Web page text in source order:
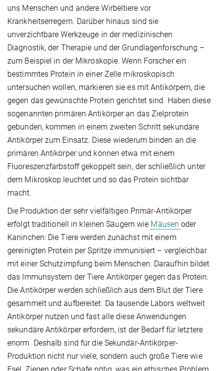
uns Menschen und andere Wirbeltiere vor
Krankheitserregern. Darüber hinaus sind sie
unverzichtbare Werkzeuge in der medizinischen
Diagnostik, der Therapie und der Grundlagenforschung –
zum Beispiel in der Mikroskopie. Wenn Forscher ein
bestimmtes Protein in einer Zelle mikroskopisch
untersuchen wollen, markieren sie es mit Antikörpern, die
gegen das gewünschte Protein gerichtet sind. Haben diese
sogenannten primären Antikörper an das Zielprotein
gebunden, kommen in einem zweiten Schritt sekundäre
Antikörper zum Einsatz. Diese wiederum binden an die
primären Antikörper und können etwa mit einem
Fluoreszenzfarbstoff gekoppelt sein, der schließlich unter
dem Mikroskop leuchtet und so das Protein sichtbar
macht.
Die Produktion der sehr vielfältigen Primär-Antikörper
erfolgt traditionell in kleinen Säugern wie Mäusenoder
Kaninchen: Die Tiere werden zunächst mit einem
gereinigten Protein per Spritze immunisiert – vergleichbar
mit einer Schutzimpfung beim Menschen. Daraufhin bildet
das Immunsystem der Tiere Antikörper gegen das Protein.
Die Antikörper werden schließlich aus dem Blut der Tiere
gesammelt und aufbereitet. Da tausende Labors weltweit
Antikörper nutzen und fast alle diese Anwendungen
sekundäre Antikörper erfordern, ist der Bedarf für letztere
enorm. Deshalb sind für die Sekundär-Antikörper-
Produktion nicht nur viele, sondern auch große Tiere wie